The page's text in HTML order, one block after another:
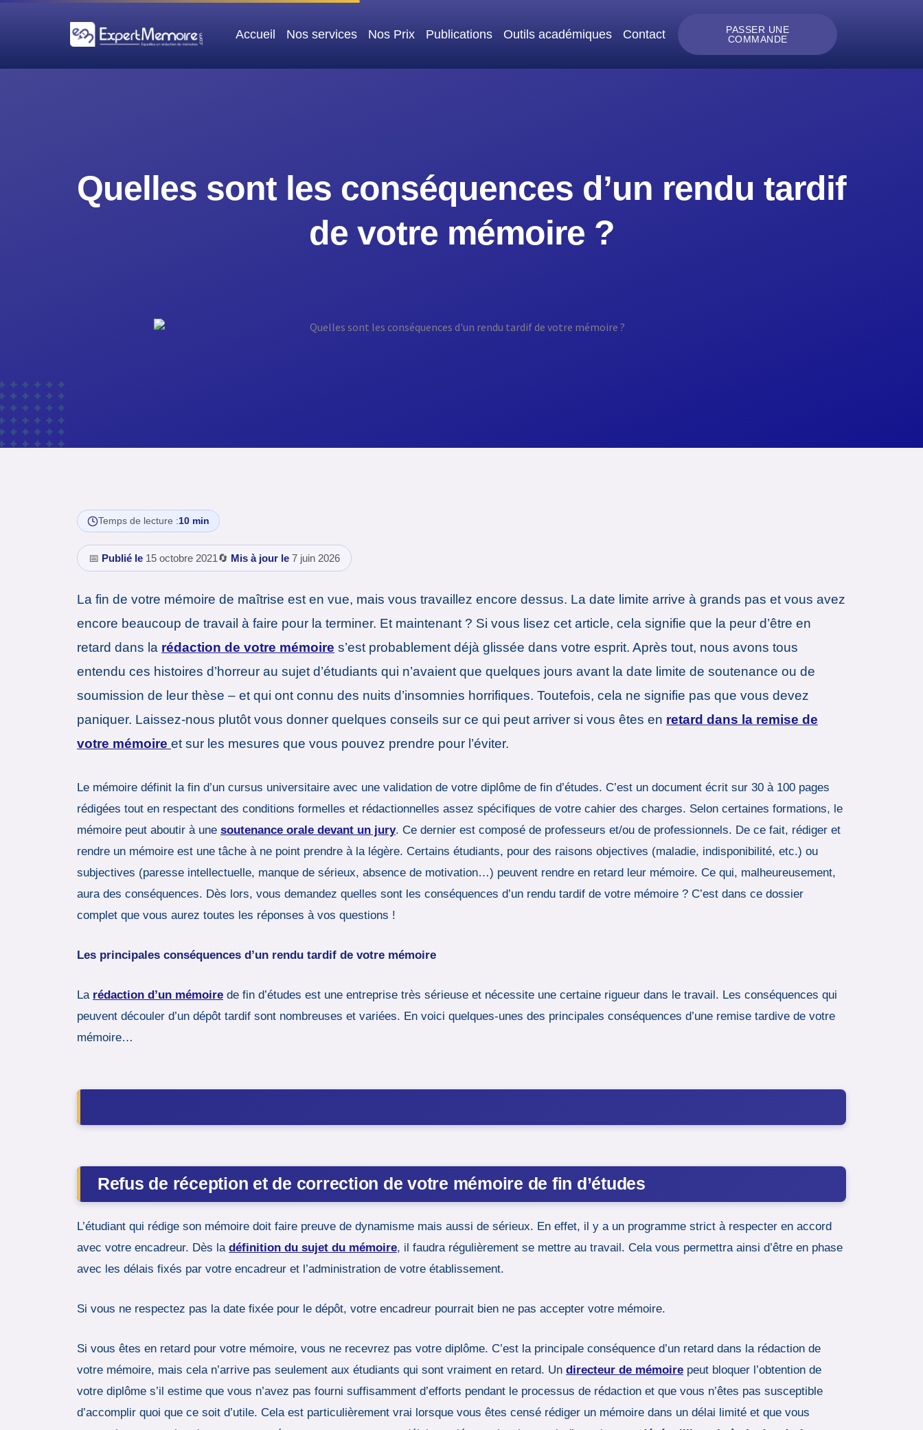
Accueil Nos services Nos Prix Publications Outils académiques Contact
PASSER UNE
COMMANDE
Quelles sont les conséquences d’un rendu tardif
de votre mémoire ?
Temps de lecture :10 min
📅 Publié le 15 octobre 2021 🔄 Mis à jour le 7 juin 2026
La fin de votre mémoire de maîtrise est en vue, mais vous travaillez encore dessus. La date limite arrive à grands pas et vous avez
encore beaucoup de travail à faire pour la terminer. Et maintenant ? Si vous lisez cet article, cela signifie que la peur d’être en
retard dans la rédaction de votre mémoire s’est probablement déjà glissée dans votre esprit. Après tout, nous avons tous
entendu ces histoires d’horreur au sujet d’étudiants qui n’avaient que quelques jours avant la date limite de soutenance ou de
soumission de leur thèse – et qui ont connu des nuits d’insomnies horrifiques. Toutefois, cela ne signifie pas que vous devez
paniquer. Laissez-nous plutôt vous donner quelques conseils sur ce qui peut arriver si vous êtes en retard dans la remise de
votre mémoire et sur les mesures que vous pouvez prendre pour l’éviter.
Le mémoire définit la fin d’un cursus universitaire avec une validation de votre diplôme de fin d’études. C’est un document écrit sur 30 à 100 pages
rédigées tout en respectant des conditions formelles et rédactionnelles assez spécifiques de votre cahier des charges. Selon certaines formations, le
mémoire peut aboutir à une soutenance orale devant un jury. Ce dernier est composé de professeurs et/ou de professionnels. De ce fait, rédiger et
rendre un mémoire est une tâche à ne point prendre à la légère. Certains étudiants, pour des raisons objectives (maladie, indisponibilité, etc.) ou
subjectives (paresse intellectuelle, manque de sérieux, absence de motivation…) peuvent rendre en retard leur mémoire. Ce qui, malheureusement,
aura des conséquences. Dès lors, vous demandez quelles sont les conséquences d’un rendu tardif de votre mémoire ? C’est dans ce dossier
complet que vous aurez toutes les réponses à vos questions !
Les principales conséquences d’un rendu tardif de votre mémoire
La rédaction d’un mémoire de fin d’études est une entreprise très sérieuse et nécessite une certaine rigueur dans le travail. Les conséquences qui
peuvent découler d’un dépôt tardif sont nombreuses et variées. En voici quelques-unes des principales conséquences d’une remise tardive de votre
mémoire…
Refus de réception et de correction de votre mémoire de fin d’études
L’étudiant qui rédige son mémoire doit faire preuve de dynamisme mais aussi de sérieux. En effet, il y a un programme strict à respecter en accord
avec votre encadreur. Dès la définition du sujet du mémoire, il faudra régulièrement se mettre au travail. Cela vous permettra ainsi d’être en phase
avec les délais fixés par votre encadreur et l’administration de votre établissement.
Si vous ne respectez pas la date fixée pour le dépôt, votre encadreur pourrait bien ne pas accepter votre mémoire.
Si vous êtes en retard pour votre mémoire, vous ne recevrez pas votre diplôme. C’est la principale conséquence d’un retard dans la rédaction de
votre mémoire, mais cela n’arrive pas seulement aux étudiants qui sont vraiment en retard. Un directeur de mémoire peut bloquer l’obtention de
votre diplôme s’il estime que vous n’avez pas fourni suffisamment d’efforts pendant le processus de rédaction et que vous n’êtes pas susceptible
d’accomplir quoi que ce soit d’utile. Cela est particulièrement vrai lorsque vous êtes censé rédiger un mémoire dans un délai limité et que vous